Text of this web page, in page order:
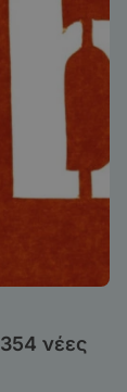
νέες